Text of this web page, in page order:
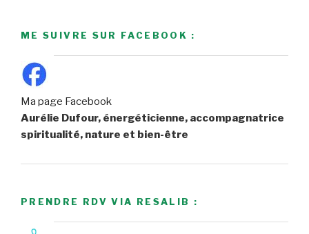
ME SUIVRE SUR FACEBOOK :
Ma page Facebook
Aurélie Dufour, énergéticienne, accompagnatrice
spiritualité, nature et bien-être
PRENDRE RDV VIA RESALIB :